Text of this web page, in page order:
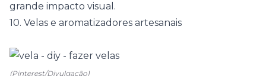
grande impacto visual.
10. Velas e aromatizadores artesanais
(Pinterest/Divulgação)